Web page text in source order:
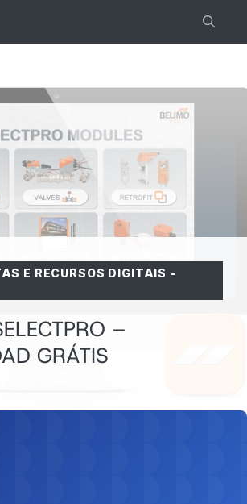
E RECURSOS DIGITAIS -
–
GRÁTIS